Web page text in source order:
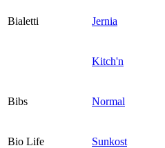
Bialetti Jernia
Kitch'n
Bibs Normal
Bio Life Sunkost